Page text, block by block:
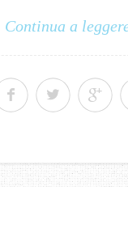
Continua a